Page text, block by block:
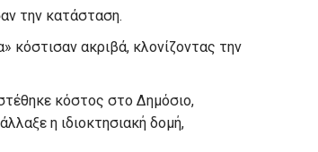
την κατάσταση.
κόστισαν ακριβά, κλονίζοντας την
κόστος στο Δημόσιο,
η ιδιοκτησιακή δομή,